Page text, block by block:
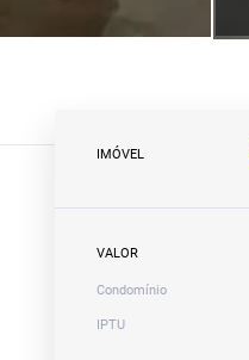
IMÓVEL
VALOR
Condomínio
IPTU